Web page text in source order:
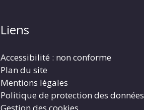
Liens
Accessibilité : non conforme
Plan du site
Mentions légales
Politique de protection des données